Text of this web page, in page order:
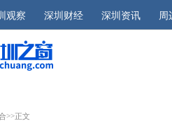
观察 深圳财经 深圳资讯 周
>>正文